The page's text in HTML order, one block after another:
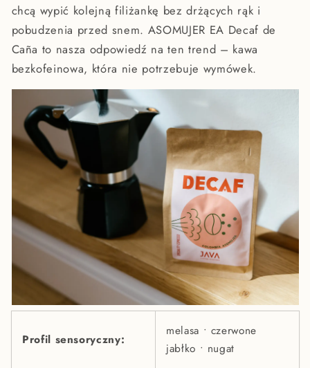
chcą wypić kolejną filiżankę bez drżących rąk i
pobudzenia przed snem. ASOMUJER EA Decaf de
Caña to nasza odpowiedź na ten trend – kawa
bezkofeinowa, która nie potrzebuje wymówek.
Profil sensoryczny:
melasa • czerwone
jabłko • nugat